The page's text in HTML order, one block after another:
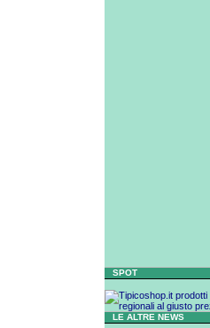
SPOT
LE ALTRE NEWS